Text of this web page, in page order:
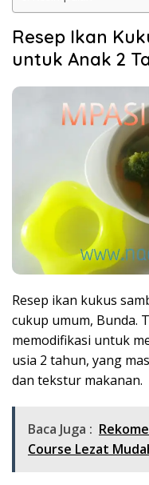
Resep Ikan
untuk Anak 2
Resep ikan kukus
cukup umum, Bunda.
memodifikasi untuk
usia 2 tahun, yang
dan tekstur makanan.
Baca Juga :
Course Lezat